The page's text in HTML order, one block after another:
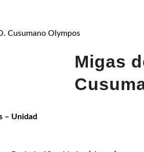
Cusumano Olympos
Migas
– Unidad